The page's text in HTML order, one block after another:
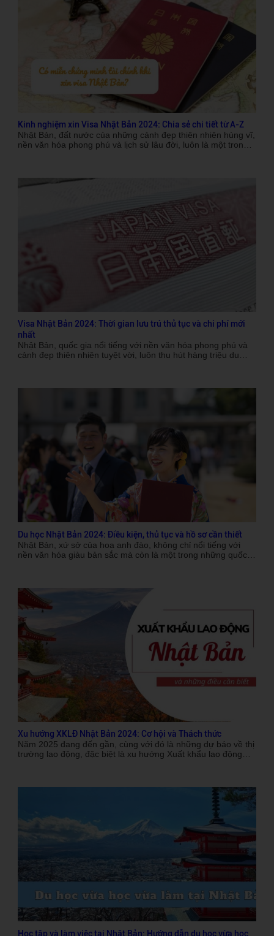
là bước quan trọng nhất trên hành trình của bạn. Trong bài
viết này, chúng ta sẽ đi sâu vào từng khía cạnh liên quan đến
việc xin visa Nhật Bản, từ loại visa, thủ tục, hồ sơ cần chuẩn
bị cho đến những kinh nghiệm quý báu để đảm bảo bạn có
thể hoàn thành hồ sơ một cách nhanh chóng và hiệu quả.
Kinh nghiệm xin Visa Nhật Bản 2024: Chia sẻ chi tiết từ A-Z
Nhật Bản, đất nước của những cảnh đẹp thiên nhiên hùng vĩ,
nền văn hóa phong phú và lịch sử lâu đời, luôn là một trong
mang đến những trải nghiệm khó quên. Tuy nhiên, để có thể
trong những bước quan trọng đầu tiên mà nhiều người cần
thực hiện. Trong bài viết này, chúng tôi sẽ chia sẻ thủ tục và
kinh nghiệm xin visa Nhật Bản chi tiết 2024, giúp bạn có cái
nhìn tổng quan và đầy đủ về quy trình này.
Visa Nhật Bản 2024: Thời gian lưu trú thủ tục và chi phí mới
nhất
Nhật Bản, quốc gia nổi tiếng với nền văn hóa phong phú và
cảnh đẹp thiên nhiên tuyệt vời, luôn thu hút hàng triệu du
thủ tục xin visa, chi phí và những lưu ý quan trọng mà bạn
Du học Nhật Bản 2024: Điều kiện, thủ tục và hồ sơ cần thiết
Nhật Bản, xứ sở của hoa anh đào, không chỉ nổi tiếng với
nền văn hóa giàu bản sắc mà còn là một trong những quốc
này. Tuy nhiên, để hiện thực hóa giấc mơ ấy, bạn cần nắm rõ
về các điều kiện, thủ tục cũng như hồ sơ cần thiết. Bài viết
dưới đây sẽ cung cấp cho bạn thông tin đầy đủ và chi tiết về
chủ đề “Du học Nhật Bản 2024: Điều kiện” giúp bạn dễ dàng
chuẩn bị cho hành trình của mình.
Xu hướng XKLĐ Nhật Bản 2024: Cơ hội và Thách thức
Năm 2025 đang đến gần, cùng với đó là những dự báo về thị
trường lao động, đặc biệt là xu hướng Xuất khẩu lao động
mới. Bài viết này sẽ phân tích sâu hơn về xu hướng XKLĐ
Nhật Bản trong năm 2025, bao gồm các cơ hội, thách thức
và những lưu ý quan trọng dành cho người lao động Việt
Nam.
Học tập và làm việc tại Nhật Bản: Hướng dẫn du học vừa học